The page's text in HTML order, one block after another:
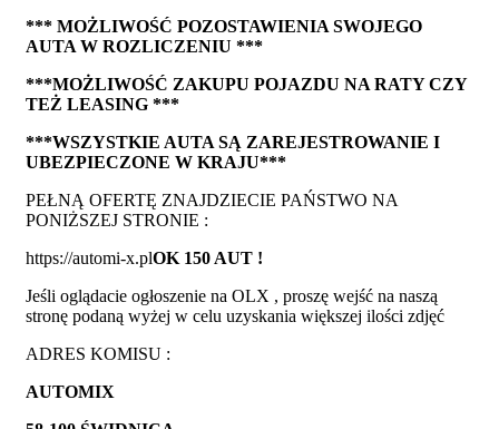
*** MOŻLIWOŚĆ POZOSTAWIENIA SWOJEGO
AUTA W ROZLICZENIU ***
***MOŻLIWOŚĆ ZAKUPU POJAZDU NA RATY CZY
TEŻ LEASING ***
***WSZYSTKIE AUTA SĄ ZAREJESTROWANIE I
UBEZPIECZONE W KRAJU***
PEŁNĄ OFERTĘ ZNAJDZIECIE PAŃSTWO NA
PONIŻSZEJ STRONIE :
https://automi-x.plOK 150 AUT !
Jeśli oglądacie ogłoszenie na OLX , proszę wejść na naszą
stronę podaną wyżej w celu uzyskania większej ilości zdjęć
ADRES KOMISU :
AUTOMIX